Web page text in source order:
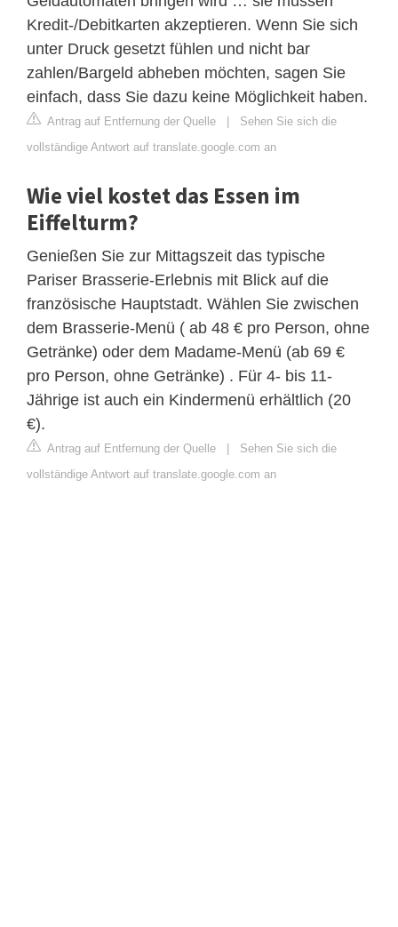
Kredit-/Debitkarten akzeptieren. Wenn Sie sich
unter Druck gesetzt fühlen und nicht bar
zahlen/Bargeld abheben möchten, sagen Sie
einfach, dass Sie dazu keine Möglichkeit haben.
Antrag auf Entfernung der Quelle | Sehen Sie sich die
vollständige Antwort auf translate.google.com an
Wie viel kostet das Essen im
Eiffelturm?
Genießen Sie zur Mittagszeit das typische
Pariser Brasserie-Erlebnis mit Blick auf die
französische Hauptstadt. Wählen Sie zwischen
dem Brasserie-Menü ( ab 48 € pro Person, ohne
Getränke) oder dem Madame-Menü (ab 69 €
pro Person, ohne Getränke) . Für 4- bis 11-
Jährige ist auch ein Kindermenü erhältlich (20
€).
Antrag auf Entfernung der Quelle | Sehen Sie sich die
vollständige Antwort auf translate.google.com an